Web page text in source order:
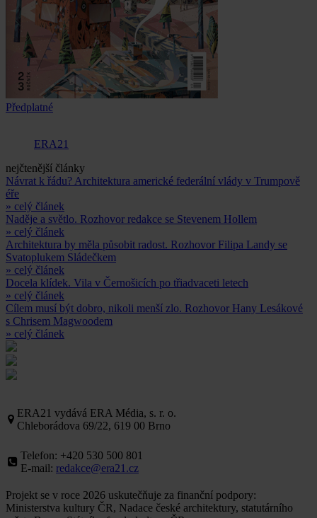
Předplatné
ERA21
nejčtenější články
Návrat k řádu? Architektura americké federální vlády v Trumpově
éře
» celý článek
Naděje a světlo. Rozhovor redakce se Stevenem Hollem
» celý článek
Architektura by měla působit radost. Rozhovor Filipa Landy se
Svatoplukem Sládečkem
» celý článek
Docela klídek. Vila v Černošicích po třiadvaceti letech
» celý článek
Cílem musí být dobro, nikoli menší zlo. Rozhovor Hany Lesákové
s Chrisem Magwoodem
» celý článek
ERA21 vydává ERA Média, s. r. o.
Chleborádova 69/22, 619 00 Brno
Telefon: +420 530 500 801
E-mail: redakce@era21.cz
Projekt se v roce 2026 uskutečňuje za finanční podpory:
Ministerstva kultury ČR, Nadace české architektury, statutárního